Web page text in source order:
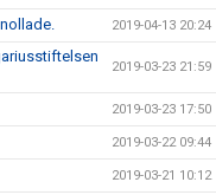
2019-04-13 20:24
2019-03-23 21:59
2019-03-23 17:50
2019-03-22 09:44
2019-03-21 10:12